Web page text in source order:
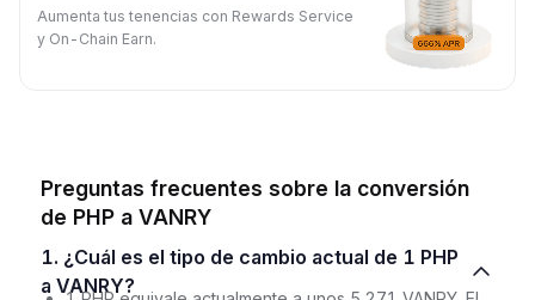
Aumenta tus tenencias con Rewards Service
y On-Chain Earn.
Preguntas frecuentes sobre la conversión
de PHP a VANRY
1. ¿Cuál es el tipo de cambio actual de 1 PHP
a VANRY?